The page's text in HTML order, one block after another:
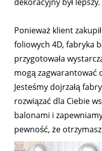
Ponieważ klient
foliowych 4D, fabryka
przygotowała
mogą zagwarantować
Jesteśmy dojrzałą
rozwiązać dla Ciebie
balonami i
pewność, że